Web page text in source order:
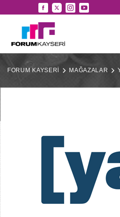
FORUM KAYSERİ MAĞAZALAR